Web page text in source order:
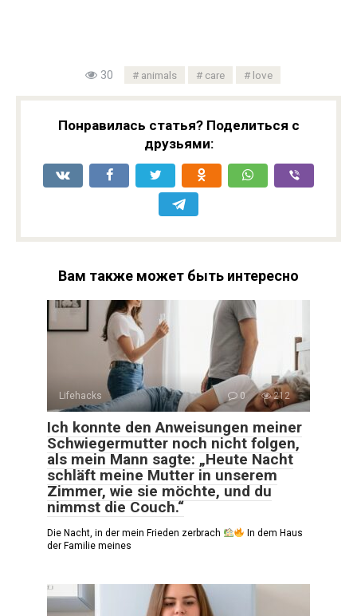
30 animals care love
Понравилась статья? Поделиться с
друзьями:
Вам также может быть интересно
Lifehacks 0 212
Ich konnte den Anweisungen meiner
Schwiegermutter noch nicht folgen,
als mein Mann sagte: „Heute Nacht
schläft meine Mutter in unserem
Zimmer, wie sie möchte, und du
nimmst die Couch.“
Die Nacht, in der mein Frieden zerbrach
In dem Haus
der Familie meines